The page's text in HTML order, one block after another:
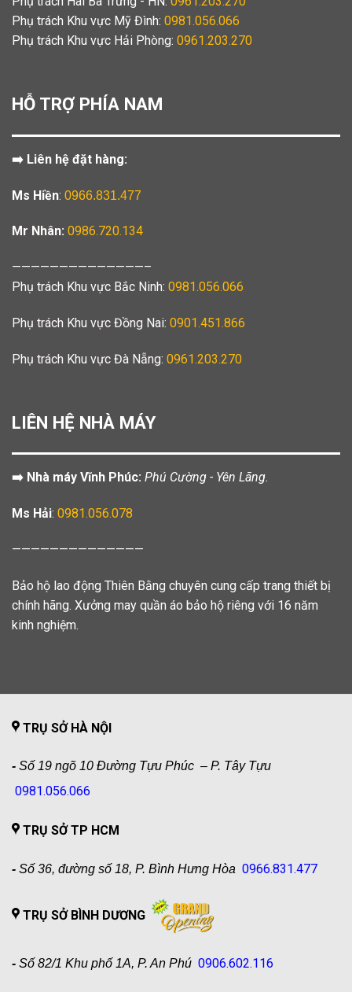
Phụ trách Khu vực Mỹ Đình: 0981.056.066
Phụ trách Khu vực Hải Phòng: 0961.203.270
HỖ TRỢ PHÍA NAM
➡️ Liên hệ đặt hàng:
Ms Hiền: 0966.831.477
Mr Nhân: 0986.720.134
——————————————–
Phụ trách Khu vực Bắc Ninh: 0981.056.066
Phụ trách Khu vực Đồng Nai: 0901.451.866
Phụ trách Khu vực Đà Nẵng: 0961.203.270
LIÊN HỆ NHÀ MÁY
➡️ Nhà máy Vĩnh Phúc: Phú Cường - Yên Lãng.
Ms Hải: 0981.056.078
——————————————
Bảo hộ lao động Thiên Bằng chuyên cung cấp trang thiết bị
chính hãng. Xưởng may quần áo bảo hộ riêng với 16 năm
kinh nghiệm.
TRỤ SỞ HÀ NỘI
- Số 19 ngõ 10 Đường Tựu Phúc – P. Tây Tựu
0981.056.066
TRỤ SỞ TP HCM
- Số 36, đường số 18, P. Bình Hưng Hòa 0966.831.477
TRỤ SỞ BÌNH DƯƠNG
- Số 82/1 Khu phố 1A, P. An Phú 0906.602.116